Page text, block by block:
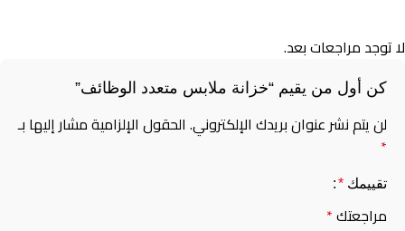
لا توجد مراجعات بعد.
كن أول من يقيم “خزانة ملابس متعدد الوظائف”
لن يتم نشر عنوان بريدك الإلكتروني. الحقول الإلزامية مشار إليها بـ
*
تقييمك *
مراجعتك*